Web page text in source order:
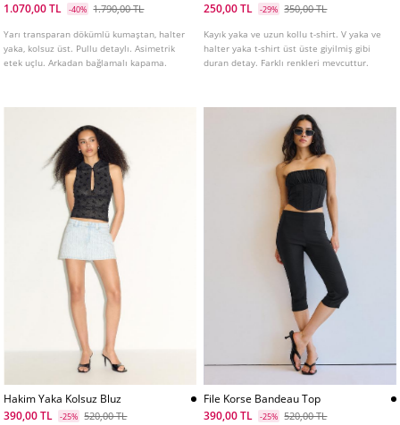
1.070,00 TL
-40% 1.790,00 TL
Yarı transparan dökümlü kumaştan, halter
yaka, kolsuz üst. Pullu detaylı. Asimetrik
etek uçlu. Arkadan bağlamalı kapama.
250,00 TL
-29% 350,00 TL
Kayık yaka ve uzun kollu t-shirt. V yaka ve
halter yaka t-shirt üst üste giyilmiş gibi
duran detay. Farklı renkleri mevcuttur.
Hakim Yaka Kolsuz Bluz
390,00 TL
-25% 520,00 TL
File Korse Bandeau Top
390,00 TL
-25% 520,00 TL